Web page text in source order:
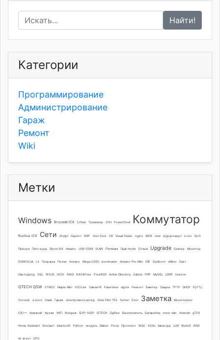
Найти!
Категории
Программирование
Администрирование
Гараж
Ремонт
Wiki
Метки
Windows Brocade ICX Linux Триммер SSH PowerShell Коммутатор
Ruckus ICX Сети JScript Скрипт RDP .Net Core C# Visual Studio nginx WEB cmd Шуруповерт Li-ion QoS
Приора Патч-корд Dionis NX Начало USB-COM VLAN Firmware Dual-mode Отзыв Upgrade Скалер Монитор
D3663LUA L3 Покраска Полки Arduino Mega 2560 bootloader Arduino Pro Mini IDE Optiboot vMicro Свет
Светодиод SQL WSUS iSCSI RAID NAS4Free FreeBSD Active Directory Zabbix PHP MySQL LDAP Licence
QTECH QSW STM32 Maple Mini VSCode Saleae16 PulseView sigrok Ремонт Бампер Сварка TFTP DHCP PyTTy
Console u-boot Stack Гараж электровелосипед Stels Pilot 750 Server Error Заметка Мониторинг
C/C++ Акманай Арлан WiFi Netgear QVP-100P QTECH ZigBee Выключатель Батарейка voice-vlan Asterisk g729
Home Assistant Элехант bluetooth Python модуль Glaber Proxy Протокол WAC X2Go llama.cpp LLM WebUI RAG
AI-агент CPU